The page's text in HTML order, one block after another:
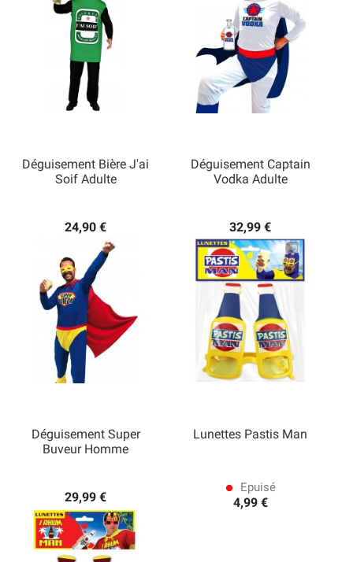
Déguisement Bière J'ai
Soif Adulte
24,90 €
Déguisement Captain
Vodka Adulte
32,99 €
Déguisement Super
Buveur Homme
29,99 €
Lunettes Pastis Man
lens Epuisé
4,99 €